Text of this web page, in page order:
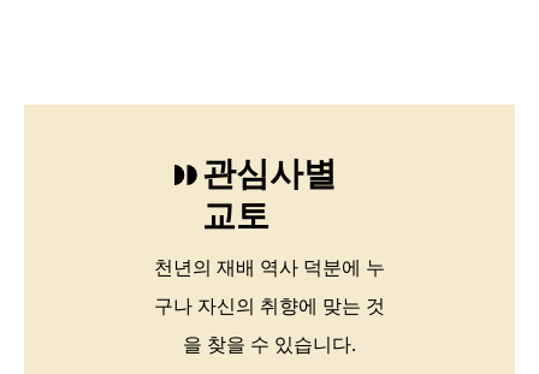
관심사별
교토
천년의 재배 역사 덕분에 누
구나 자신의 취향에 맞는 것
을 찾을 수 있습니다.